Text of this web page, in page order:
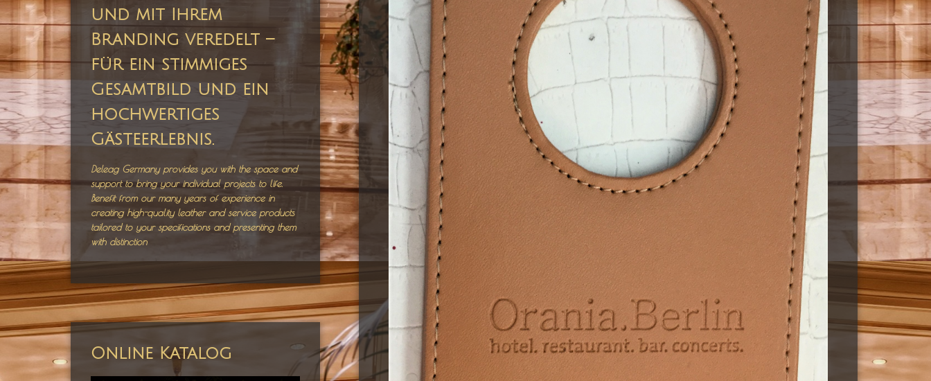
und mit Ihrem
Branding veredelt –
für ein stimmiges
Gesamtbild und ein
hochwertiges
Gästeerlebnis.
Deleag Germany provides you with the space and
support to bring your individual projects to life.
Benefit from our many years of experience in
creating high-quality leather and service products
tailored to your specifications and presenting them
with distinction
Online Katalog